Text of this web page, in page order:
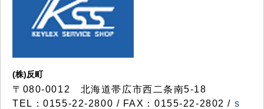
(株)反町
〒080-0012 北海道帯広市西二条南5-18
TEL：0155-22-2800 / FAX：0155-22-2802 / s